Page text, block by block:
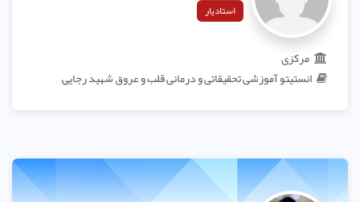
استادیار
مرکزی
انستیتو آموزشی تحقیقاتی و درمانی قلب و عروق شهید رجایی